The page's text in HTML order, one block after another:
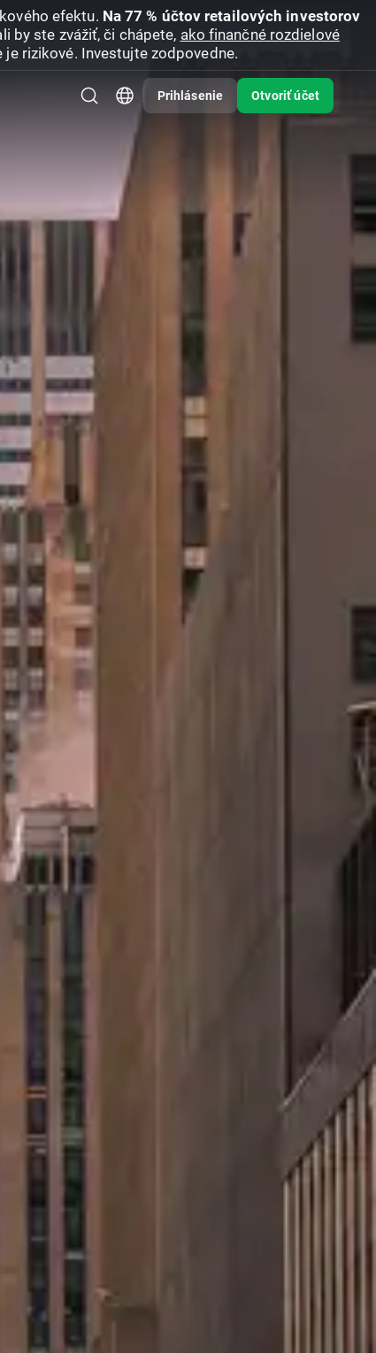
efektu. Na 77 % účtov retailových investorov
by ste zvážiť, či chápete, ako finančné rozdielové
je rizikové. Investujte zodpovedne.
Prihlásenie Otvoriť účet